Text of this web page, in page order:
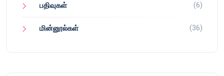
பதிவுகள் (6)
மின்னூல்கள் (36)